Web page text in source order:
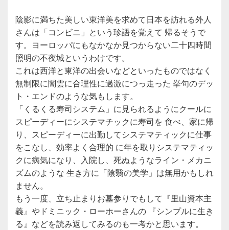
陰影に満ちた美しい東洋美を求めて日本を訪れる外人
さんは「コンビニ」という珍語を覚えて 帰るそうで
す。ヨーロッパにもなかなか見つからない二十四時間
照明の不夜城というわけです。
これは西洋と東洋の出会いなどといったものではなく
無制限に闇雲に合理性に過激につっ走った 挙句のデッ
ト・エンドのような気もします。
「くるくる寿司システム」に見られるようにクールに
スピーディーにシステマチックに寿司を 食べ、家に帰
り、スピーディーに出勤してシステマティックに仕事
をこなし、効率よく合理的 に年を取りシステマティッ
クに病気になり、入院し、死ぬようなライン・メカニ
ズムのような 生き方に「陰翳の美学」は無用かもしれ
ません。
もう一度、立ち止まりお墓参りでもして『里山資本主
義』やドミニック・ローホーさんの 『シンプルに生き
る』などを読み返してみるのも一考かと思います。